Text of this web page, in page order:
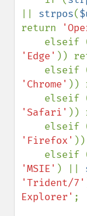
strpos(
return
elseif
'Edge' ))
elseif
'Chrome' ))
elseif
'Safari' ))
elseif
'Firefox'
elseif
'MSIE' ) ||
'Trident/7'
Explorer' ;